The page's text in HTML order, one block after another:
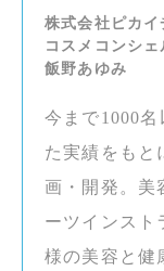
株式会社ピカイ
コスメコンシェ
飯野あゆみ
今まで1000
た実績をもと
画・開発。美
ーツインスト
様の美容と健